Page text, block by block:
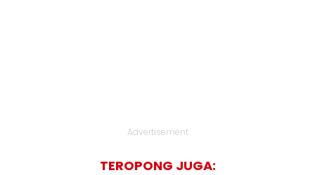
Advertisement
TEROPONG JUGA: